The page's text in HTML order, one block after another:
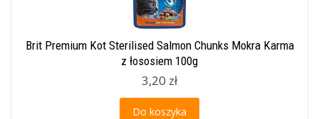
Brit Premium Kot Sterilised Salmon Chunks Mokra Karma
z łososiem 100g
3,20 zł
Do koszyka